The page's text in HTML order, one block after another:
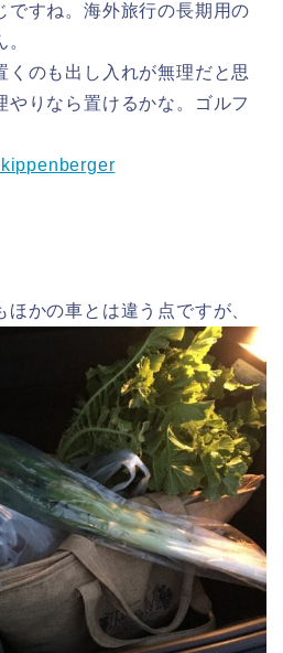
ですね。海外旅行の長期用の
くのも出し入れが無理だと思
やりなら置けるかな。ゴルフ
かの車とは違う点ですが、